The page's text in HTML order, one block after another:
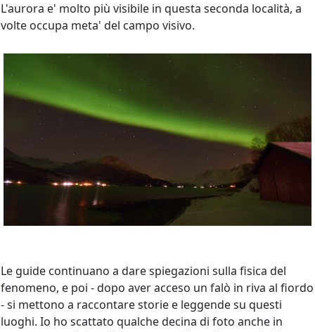
L'aurora e' molto più visibile in questa seconda località, a
volte occupa meta' del campo visivo.
Le guide continuano a dare spiegazioni sulla fisica del
fenomeno, e poi - dopo aver acceso un falò in riva al fiordo
- si mettono a raccontare storie e leggende su questi
luoghi. Io ho scattato qualche decina di foto anche in